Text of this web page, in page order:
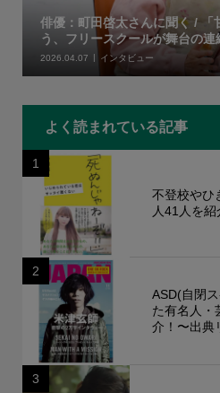
俳優：町田啓太さんに聞く / 「
う、フリースクールが舞台の連
2026.04.07 インタビュー
よく読まれている記事
1
不登校やひ
人41人を
2
ASD(自閉
た有名人・
介！〜出典
3